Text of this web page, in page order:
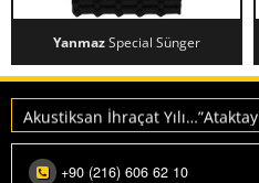
YANMAZ SPECIAL SÜNGER
YanmazSpecial Sünger
Makedonya ihracatımız üretime
Akustiksan İhraçat
+90 (216) 606 62 10